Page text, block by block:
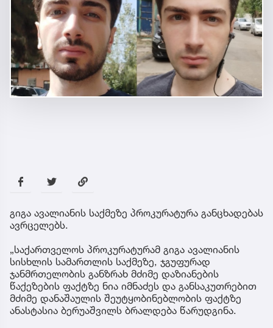
გიგა ავალიანის საქმეზე პროკურატურა განცხადებას
ავრცელებს.
„საქართველოს პროკურატურამ გიგა ავალიანის
სისხლის სამართლის საქმეზე, ჯგუფურად
ჯანმრთელობის განზრახ მძიმე დაზიანების
წაქეზების ფაქტზე ნია იმნაძეს და განსაკუთრებით
მძიმე დანაშაულის შეუტყობინებლობის ფაქტზე
ანასტასია ბერუაშვილს ბრალდება წარუდგინა.